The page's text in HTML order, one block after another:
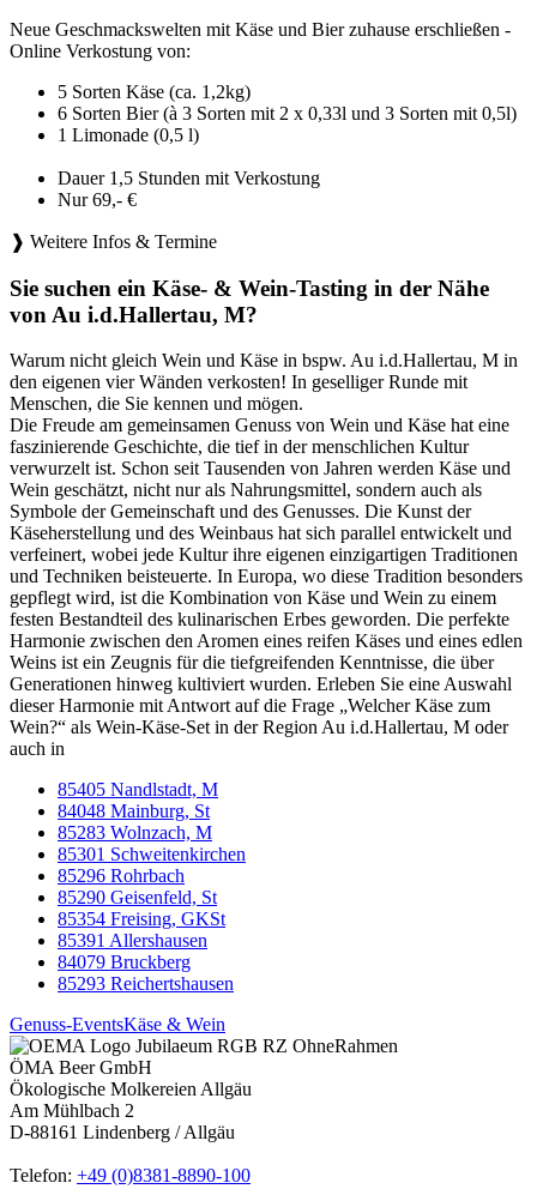
Neue Geschmackswelten mit Käse und Bier zuhause erschließen -
Online Verkostung von:
5 Sorten Käse (ca. 1,2kg)
6 Sorten Bier (à 3 Sorten mit 2 x 0,33l und 3 Sorten mit 0,5l)
1 Limonade (0,5 l)
Dauer 1,5 Stunden mit Verkostung
Nur 69,- €
❱ Weitere Infos & Termine
Sie suchen ein Käse- & Wein-Tasting in der Nähe
von Au i.d.Hallertau, M?
Warum nicht gleich Wein und Käse in bspw. Au i.d.Hallertau, M in
den eigenen vier Wänden verkosten! In geselliger Runde mit
Menschen, die Sie kennen und mögen.
Die Freude am gemeinsamen Genuss von Wein und Käse hat eine
faszinierende Geschichte, die tief in der menschlichen Kultur
verwurzelt ist. Schon seit Tausenden von Jahren werden Käse und
Wein geschätzt, nicht nur als Nahrungsmittel, sondern auch als
Symbole der Gemeinschaft und des Genusses. Die Kunst der
Käseherstellung und des Weinbaus hat sich parallel entwickelt und
verfeinert, wobei jede Kultur ihre eigenen einzigartigen Traditionen
und Techniken beisteuerte. In Europa, wo diese Tradition besonders
gepflegt wird, ist die Kombination von Käse und Wein zu einem
festen Bestandteil des kulinarischen Erbes geworden. Die perfekte
Harmonie zwischen den Aromen eines reifen Käses und eines edlen
Weins ist ein Zeugnis für die tiefgreifenden Kenntnisse, die über
Generationen hinweg kultiviert wurden. Erleben Sie eine Auswahl
dieser Harmonie mit Antwort auf die Frage „Welcher Käse zum
Wein?“ als Wein-Käse-Set in der Region Au i.d.Hallertau, M oder
auch in
85405 Nandlstadt, M
84048 Mainburg, St
85283 Wolnzach, M
85301 Schweitenkirchen
85296 Rohrbach
85290 Geisenfeld, St
85354 Freising, GKSt
85391 Allershausen
84079 Bruckberg
85293 Reichertshausen
Genuss-EventsKäse & Wein
ÖMA Beer GmbH
Ökologische Molkereien Allgäu
Am Mühlbach 2
D-88161 Lindenberg / Allgäu
Telefon: +49 (0)8381-8890-100